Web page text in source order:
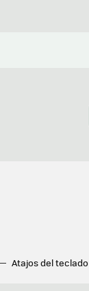
Atajos del teclado